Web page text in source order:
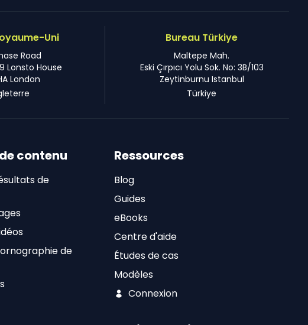
Uni
Road
Lonsto House
London
Bureau Türkiye
Maltepe Mah.
Eski Çırpıcı Yolu Sok. No: 3B/103
Zeytinburnu Istanbul
Türkiye
contenu
de
de
Ressources
Blog
Guides
eBooks
Centre d'aide
Études de cas
Modèles
Connexion